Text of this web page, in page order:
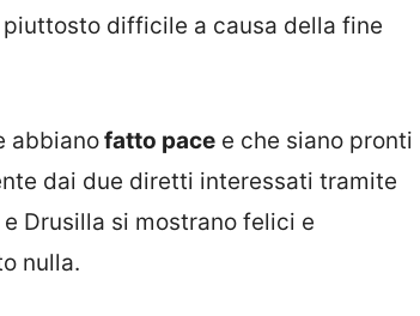
difficile a causa della fine
abbianofatto pace e che siano pronti
dai due diretti interessati tramite
Drusilla si mostrano felici e
nulla.